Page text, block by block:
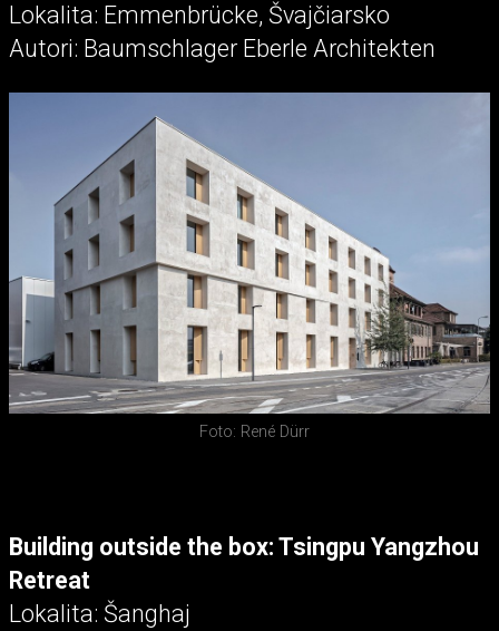
Lokalita: Emmenbrücke, Švajčiarsko
Autori: Baumschlager Eberle Architekten
Foto: René Dürr
Building outside the box: Tsingpu Yangzhou
Retreat
Lokalita: Šanghaj